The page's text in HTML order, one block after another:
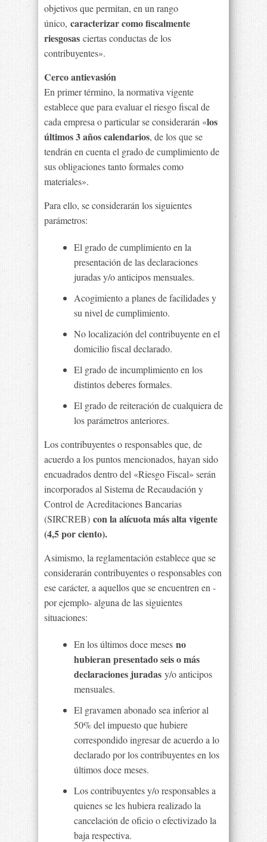
objetivos que permitan, en un rango
único, caracterizar como fiscalmente
riesgosas ciertas conductas de los
contribuyentes».
Cerco antievasión
En primer término, la normativa vigente
establece que para evaluar el riesgo fiscal de
cada empresa o particular se considerarán «los
últimos 3 años calendarios, de los que se
tendrán en cuenta el grado de cumplimiento de
sus obligaciones tanto formales como
materiales».
Para ello, se considerarán los siguientes
parámetros:
El grado de cumplimiento en la
presentación de las declaraciones
juradas y/o anticipos mensuales.
Acogimiento a planes de facilidades y
su nivel de cumplimiento.
No localización del contribuyente en el
domicilio fiscal declarado.
El grado de incumplimiento en los
distintos deberes formales.
El grado de reiteración de cualquiera de
los parámetros anteriores.
Los contribuyentes o responsables que, de
acuerdo a los puntos mencionados, hayan sido
encuadrados dentro del «Riesgo Fiscal» serán
incorporados al Sistema de Recaudación y
Control de Acreditaciones Bancarias
(SIRCREB) con la alícuota más alta vigente
(4,5 por ciento).
Asimismo, la reglamentación establece que se
considerarán contribuyentes o responsables con
ese carácter, a aquellos que se encuentren en -
por ejemplo- alguna de las siguientes
situaciones:
En los últimos doce meses no
hubieran presentado seis o más
declaraciones juradas y/o anticipos
mensuales.
El gravamen abonado sea inferior al
50% del impuesto que hubiere
correspondido ingresar de acuerdo a lo
declarado por los contribuyentes en los
últimos doce meses.
Los contribuyentes y/o responsables a
quienes se les hubiera realizado la
cancelación de oficio o efectivizado la
baja respectiva.